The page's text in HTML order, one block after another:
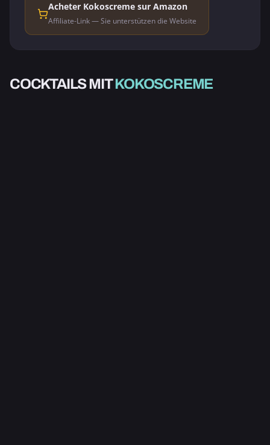
Acheter Kokoscreme sur Amazon
Affiliate-Link — Sie unterstützen die Website
COCKTAILS MITKOKOSCREME
BLAUER HAWAIIAN DRAMBUIE HIGH
ANANAS-KOKOS-